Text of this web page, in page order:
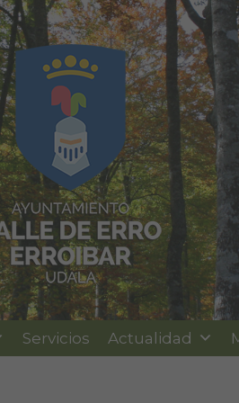
Servicios Actualidad